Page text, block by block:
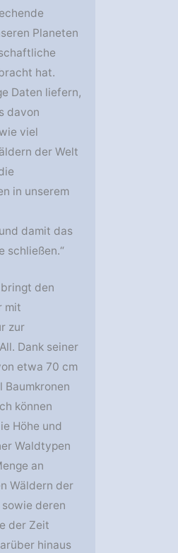
Planeten
hat.
Daten liefern,
davon
viel
der Welt
in unserem
damit das
schließen.“
den
mit
zur
Dank seiner
etwa 70 cm
Baumkronen
können
Höhe und
Waldtypen
an
Wäldern der
deren
der Zeit
hinaus